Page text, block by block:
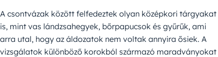
A csontvázak között felfedeztek olyan középkori tárgyakat
is, mint vas lándzsahegyek, bőrpapucsok és gyűrűk, ami
arra utal, hogy az áldozatok nem voltak annyira ősiek. A
vizsgálatok különböző korokból származó maradványokat